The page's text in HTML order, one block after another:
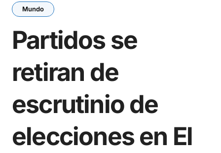
Mundo
Partidos se
retiran de
escrutinio de
elecciones en El